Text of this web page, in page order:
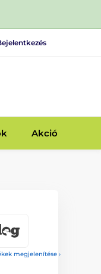
Akció
megjelenítése ›